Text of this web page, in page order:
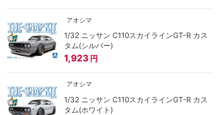
アオシマ
1/32 ニッサン C110スカイラインGT-R カス
タム(シルバー)
1,923 円
アオシマ
1/32 ニッサン C110スカイラインGT-R カス
タム(ホワイト)